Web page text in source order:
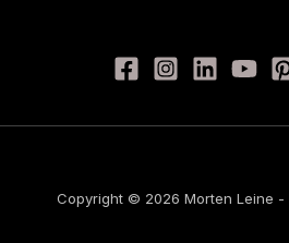
Copyright © 2026 Morten Leine -